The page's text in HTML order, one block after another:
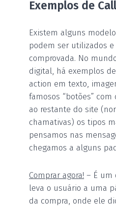
Exemplos de
Existem alguns
podem ser utilizados
comprovada. No
digital, há exemplos
action em texto,
famosos “botões”
ao restante do site
chamativas) os tipos
pensamos nas
chegamos a alguns
Comprar agora! – É um
leva o usuário a uma
da compra, onde ele